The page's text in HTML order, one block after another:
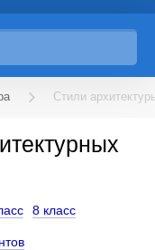
Стили
8 класс